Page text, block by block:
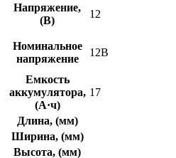
Напряжение,
(В)
12
Номинальное
напряжение
12В
Емкость
аккумулятора,
(А·ч)
17
Длина, (мм)
Ширина, (мм)
Высота, (мм)